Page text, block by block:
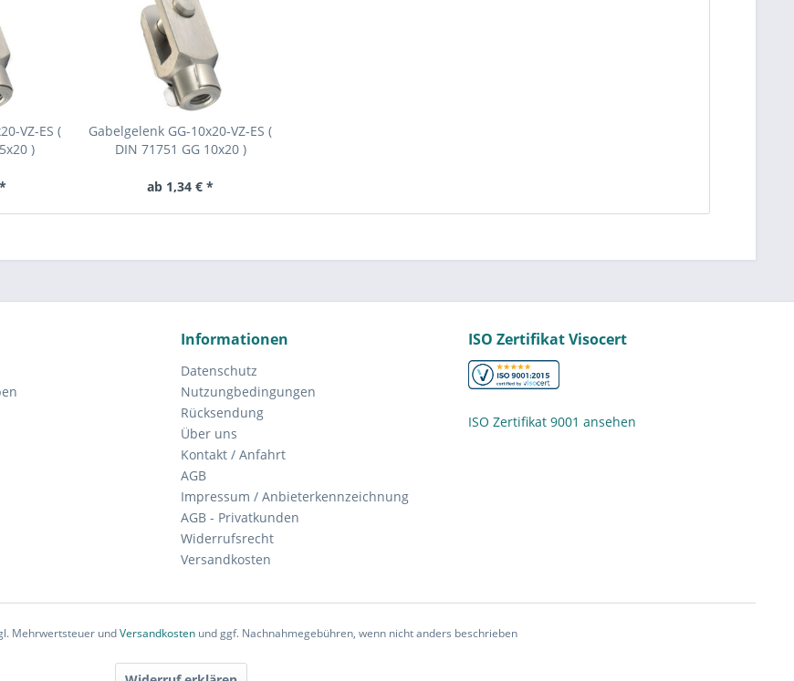
VZ-ES (
)
Gabelgelenk GG-10x20-VZ-ES (
DIN 71751 GG 10x20 )
ab 1,34 € *
Informationen
Datenschutz
Nutzungbedingungen
Rücksendung
Über uns
Kontakt / Anfahrt
AGB
Impressum / Anbieterkennzeichnung
AGB - Privatkunden
Widerrufsrecht
Versandkosten
ISO Zertifikat Visocert
ISO Zertifikat 9001 ansehen
Mehrwertsteuer undVersandkosten und ggf. Nachnahmegebühren, wenn nicht anders beschrieben